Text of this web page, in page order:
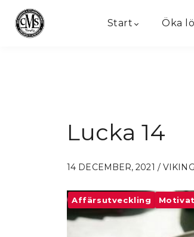
Start Öka
Lucka 14
14 DECEMBER, 2021 /
Affärsutveckling